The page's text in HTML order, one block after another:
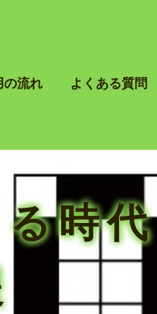
の流れ よくある質問
時代